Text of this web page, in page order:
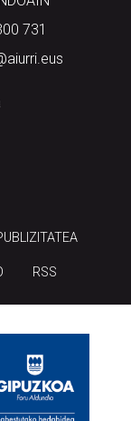
731
RSS